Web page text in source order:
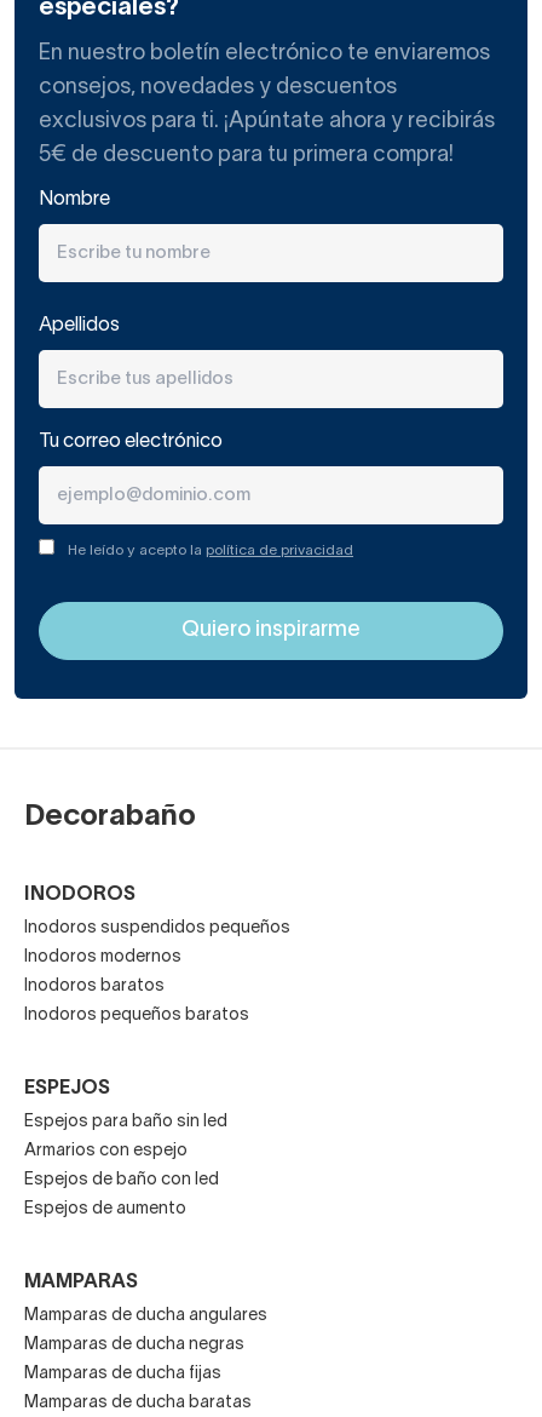
especiales?
En nuestro boletín electrónico te enviaremos
consejos, novedades y descuentos
exclusivos para ti. ¡Apúntate ahora y recibirás
5€ de descuento para tu primera compra!
Nombre
Apellidos
Tu correo electrónico
He leído y acepto la política de privacidad
Decorabaño
INODOROS
Inodoros suspendidos pequeños
Inodoros modernos
Inodoros baratos
Inodoros pequeños baratos
ESPEJOS
Espejos para baño sin led
Armarios con espejo
Espejos de baño con led
Espejos de aumento
MAMPARAS
Mamparas de ducha angulares
Mamparas de ducha negras
Mamparas de ducha fijas
Mamparas de ducha baratas